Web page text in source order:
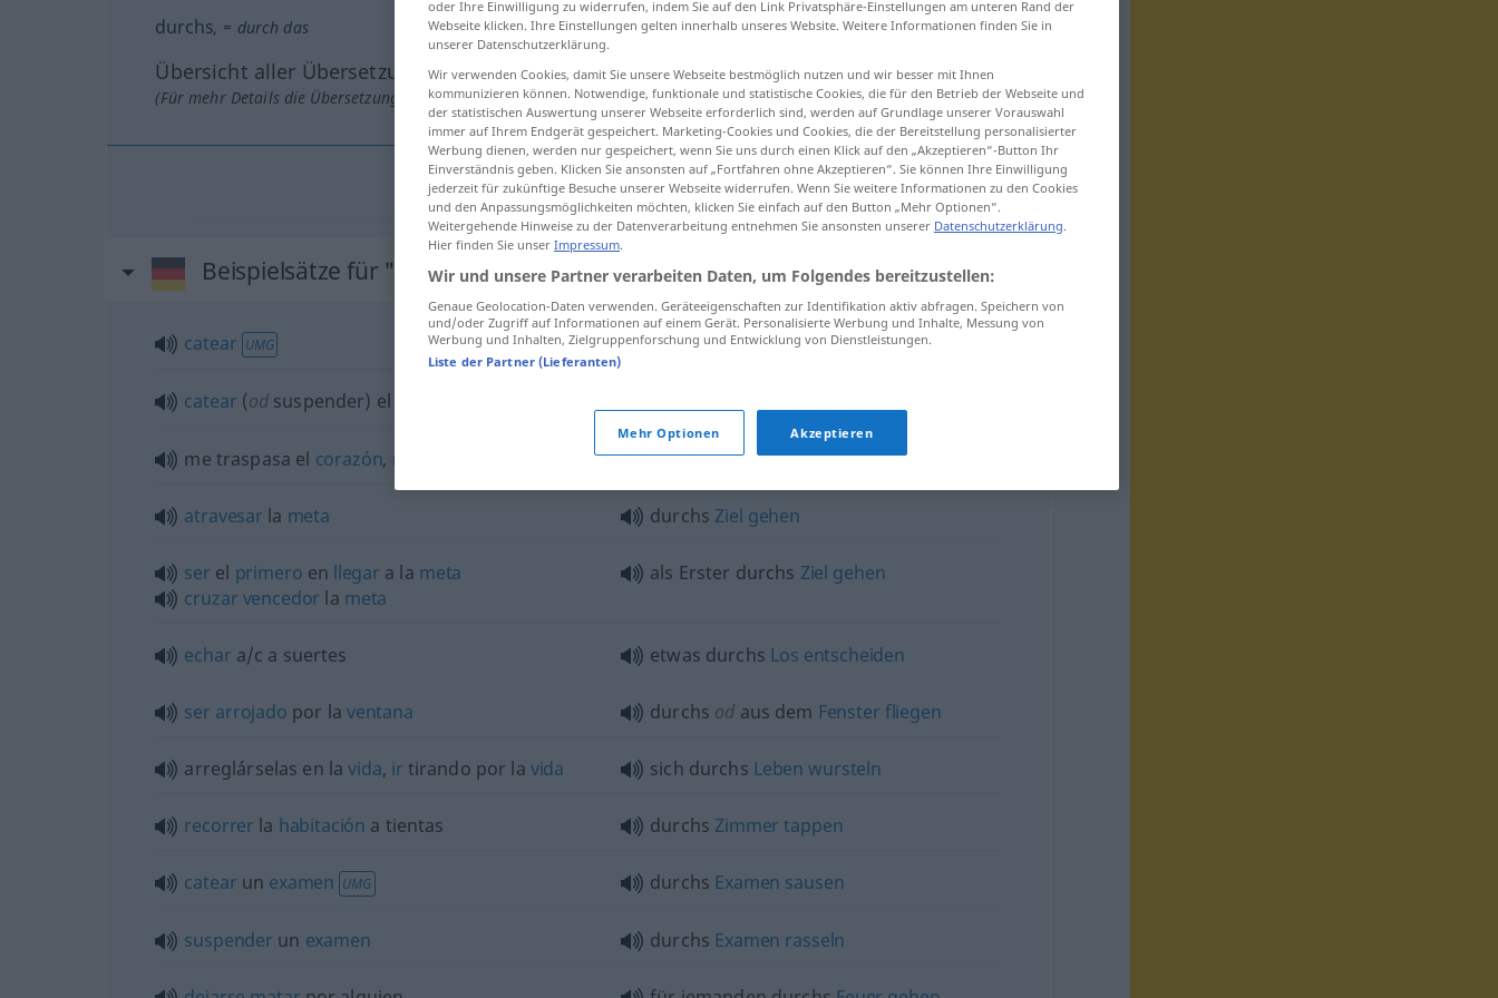
durchs, = durch das
Übersicht aller Übersetzungen
(Für mehr Details die Übersetzung anklicken/antippen)
durchs → siehe „durch“
Beispielsätze für "durchs"
catear UMG durchsExamen rasseln
catear (od suspender) el
me traspasa el corazón, me es dringt mir durchsHerz
atravesar la meta durchs Ziel gehen
ser el primero en llegar a la meta
cruzar vencedor la meta
als Erster durchs Ziel gehen
echar a/c a suertes etwas durchs Los entscheiden
ser arrojado por la ventana durchs od aus dem Fenster fliegen
arreglárselas en lavida, ir tirando por la vida sich durchs Leben wursteln
recorrer la habitación a tientas durchs Zimmer tappen
catear un examen UMG durchs Examen sausen
suspender un examen durchs Examen rasseln
oder Ihre Einwilligung zu widerrufen, indem Sie auf den Link Privatsphäre-Einstellungen am unteren Rand der
Webseite klicken. Ihre Einstellungen gelten innerhalb unseres Website. Weitere Informationen finden Sie in
unserer Datenschutzerklärung.
Wir verwenden Cookies, damit Sie unsere Webseite bestmöglich nutzen und wir besser mit Ihnen
kommunizieren können. Notwendige, funktionale und statistische Cookies, die für den Betrieb der Webseite und
der statistischen Auswertung unserer Webseite erforderlich sind, werden auf Grundlage unserer Vorauswahl
immer auf Ihrem Endgerät gespeichert. Marketing-Cookies und Cookies, die der Bereitstellung personalisierter
Werbung dienen, werden nur gespeichert, wenn Sie uns durch einen Klick auf den „Akzeptieren“-Button Ihr
Einverständnis geben. Klicken Sie ansonsten auf „Fortfahren ohne Akzeptieren“. Sie können Ihre Einwilligung
jederzeit für zukünftige Besuche unserer Webseite widerrufen. Wenn Sie weitere Informationen zu den Cookies
und den Anpassungsmöglichkeiten möchten, klicken Sie einfach auf den Button „Mehr Optionen“.
Weitergehende Hinweise zu der Datenverarbeitung entnehmen Sie ansonsten unserer Datenschutzerklärung.
Hier finden Sie unser Impressum.
Wir und unsere Partner verarbeiten Daten, um Folgendes bereitzustellen:
Genaue Geolocation-Daten verwenden. Geräteeigenschaften zur Identifikation aktiv abfragen. Speichern von
und/oder Zugriff auf Informationen auf einem Gerät. Personalisierte Werbung und Inhalte, Messung von
Werbung und Inhalten, Zielgruppenforschung und Entwicklung von Dienstleistungen.
Liste der Partner (Lieferanten)
Mehr Optionen Akzeptieren